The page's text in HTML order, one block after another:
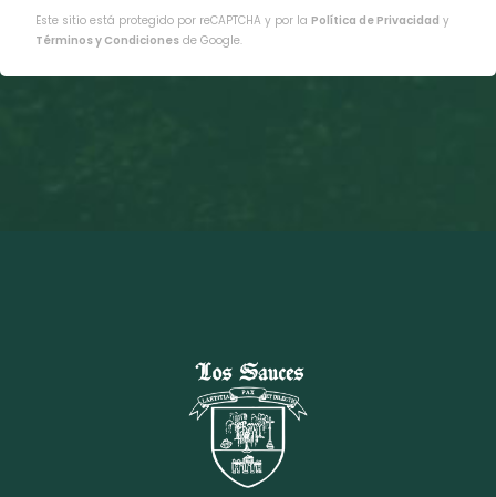
Este sitio está protegido por reCAPTCHA y por la Política de Privacidad y
Términos y Condiciones de Google.